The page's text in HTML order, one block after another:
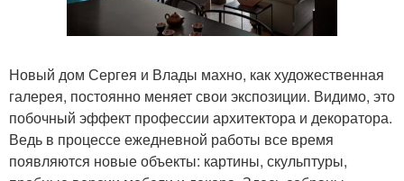
Новый дом Сергея и Влады махно, как художественная
галерея, постоянно меняет свои экспозиции. Видимо, это
побочный эффект профессии архитектора и декоратора.
Ведь в процессе ежедневной работы все время
появляются новые объекты: картины, скульптуры,